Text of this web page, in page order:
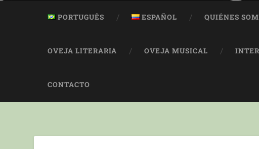
PORTUGUÊS ESPAÑOL QUIÉNES
OVEJA LITERARIA OVEJA MUSICAL
CONTACTO